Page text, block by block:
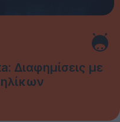
Διαφημίσεις με